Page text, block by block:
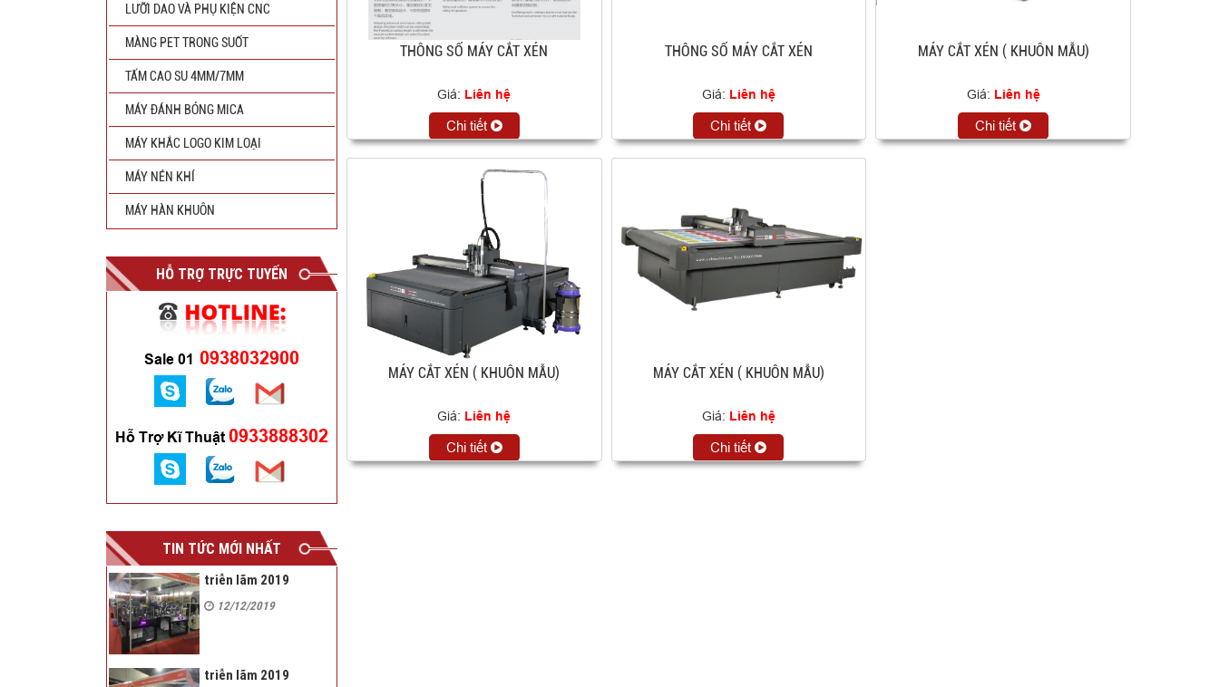
LƯỠI DAO VÀ PHỤ KIỆN CNC
MÀNG PET TRONG SUỐT
TẤM CAO SU 4MM/7MM
MÁY ĐÁNH BÓNG MICA
MÁY KHẮC LOGO KIM LOẠI
MÁY NÉN KHÍ
MÁY HÀN KHUÔN
HỖ TRỢ TRỰC TUYẾN
Sale 01 0938032900
Hỗ Trợ Kĩ Thuật 0933888302
TIN TỨC MỚI NHẤT
triễn lãm 2019
12/12/2019
triễn lãm 2019
THÔNG SỐ MÁY CẮT XÉN
Giá: Liên hệ
Chi tiết
THÔNG SỐ MÁY CẮT XÉN
Giá: Liên hệ
Chi tiết
MÁY CẮT XÉN ( KHUÔN MẪU)
Giá: Liên hệ
Chi tiết
MÁY CẮT XÉN ( KHUÔN MẪU)
Giá: Liên hệ
Chi tiết
MÁY CẮT XÉN ( KHUÔN MẪU)
Giá: Liên hệ
Chi tiết